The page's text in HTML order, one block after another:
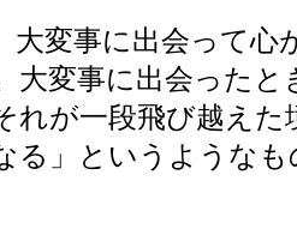
大変事に出会って
大変事に出会った
れが一段飛び越え
る」というようなも